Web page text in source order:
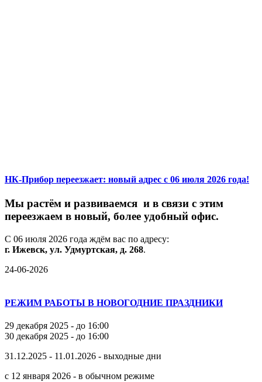
НК-Прибор переезжает: новый адрес с 06 июля 2026 года!
Мы растём и развиваемся и в связи с этим
переезжаем в новый, более удобный офис.
С 06 июля 2026 года ждём вас по адресу:
г. Ижевск, ул. Удмуртская, д. 268.
24-06-2026
РЕЖИМ РАБОТЫ В НОВОГОДНИЕ ПРАЗДНИКИ
29 декабря 2025 - до 16:00
30 декабря 2025 - до 16:00
31.12.2025 - 11.01.2026 - выходные дни
с 12 января 2026 - в обычном режиме